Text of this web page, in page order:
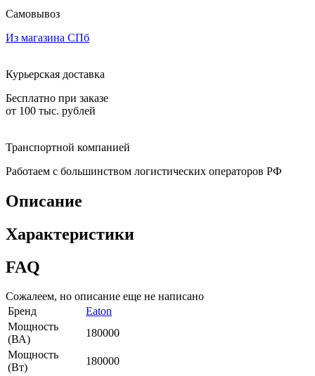
Самовывоз
Из магазина СПб
Курьерская доставка
Бесплатно при заказе
от 100 тыс. рублей
Транспортной компанией
Работаем с большинством логистических операторов РФ
Описание
Характеристики
FAQ
Сожалеем, но описание еще не написано
Бренд
Eaton
Мощность
(ВА)
180000
Мощность
(Вт)
180000